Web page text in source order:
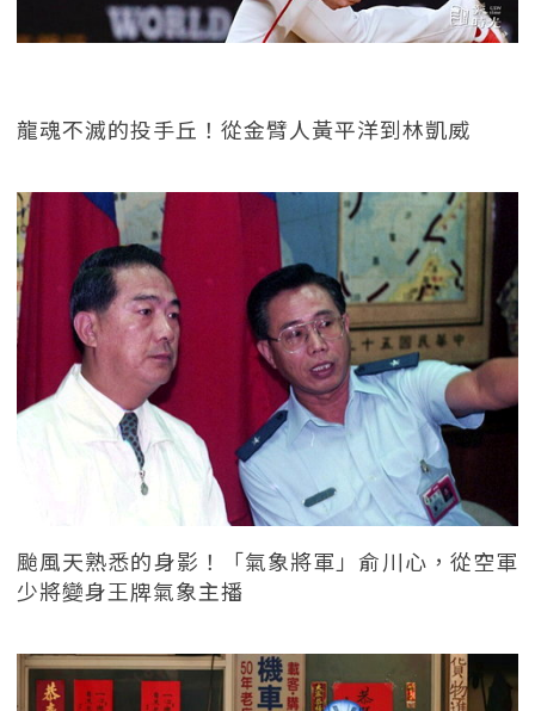
龍魂不滅的投手丘！從金臂人黃平洋到林凱威
颱風天熟悉的身影！「氣象將軍」俞川心，從空軍
少將變身王牌氣象主播